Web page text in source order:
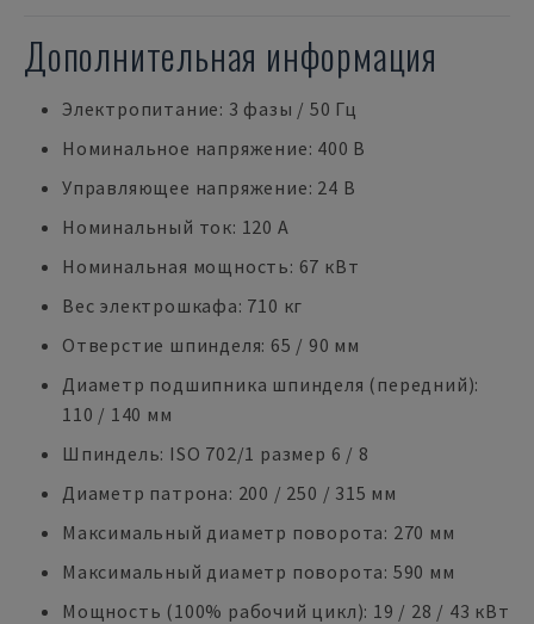
Дополнительная информация
Электропитание: 3 фазы / 50 Гц
Номинальное напряжение: 400 В
Управляющее напряжение: 24 В
Номинальный ток: 120 A
Номинальная мощность: 67 кВт
Вес электрошкафа: 710 кг
Отверстие шпинделя: 65 / 90 мм
Диаметр подшипника шпинделя (передний):
110 / 140 мм
Шпиндель: ISO 702/1 размер 6 / 8
Диаметр патрона: 200 / 250 / 315 мм
Максимальный диаметр поворота: 270 мм
Максимальный диаметр поворота: 590 мм
Мощность (100% рабочий цикл): 19 / 28 / 43 кВт